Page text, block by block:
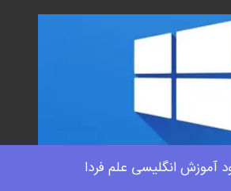
آموزش انگلیسی علم فردا